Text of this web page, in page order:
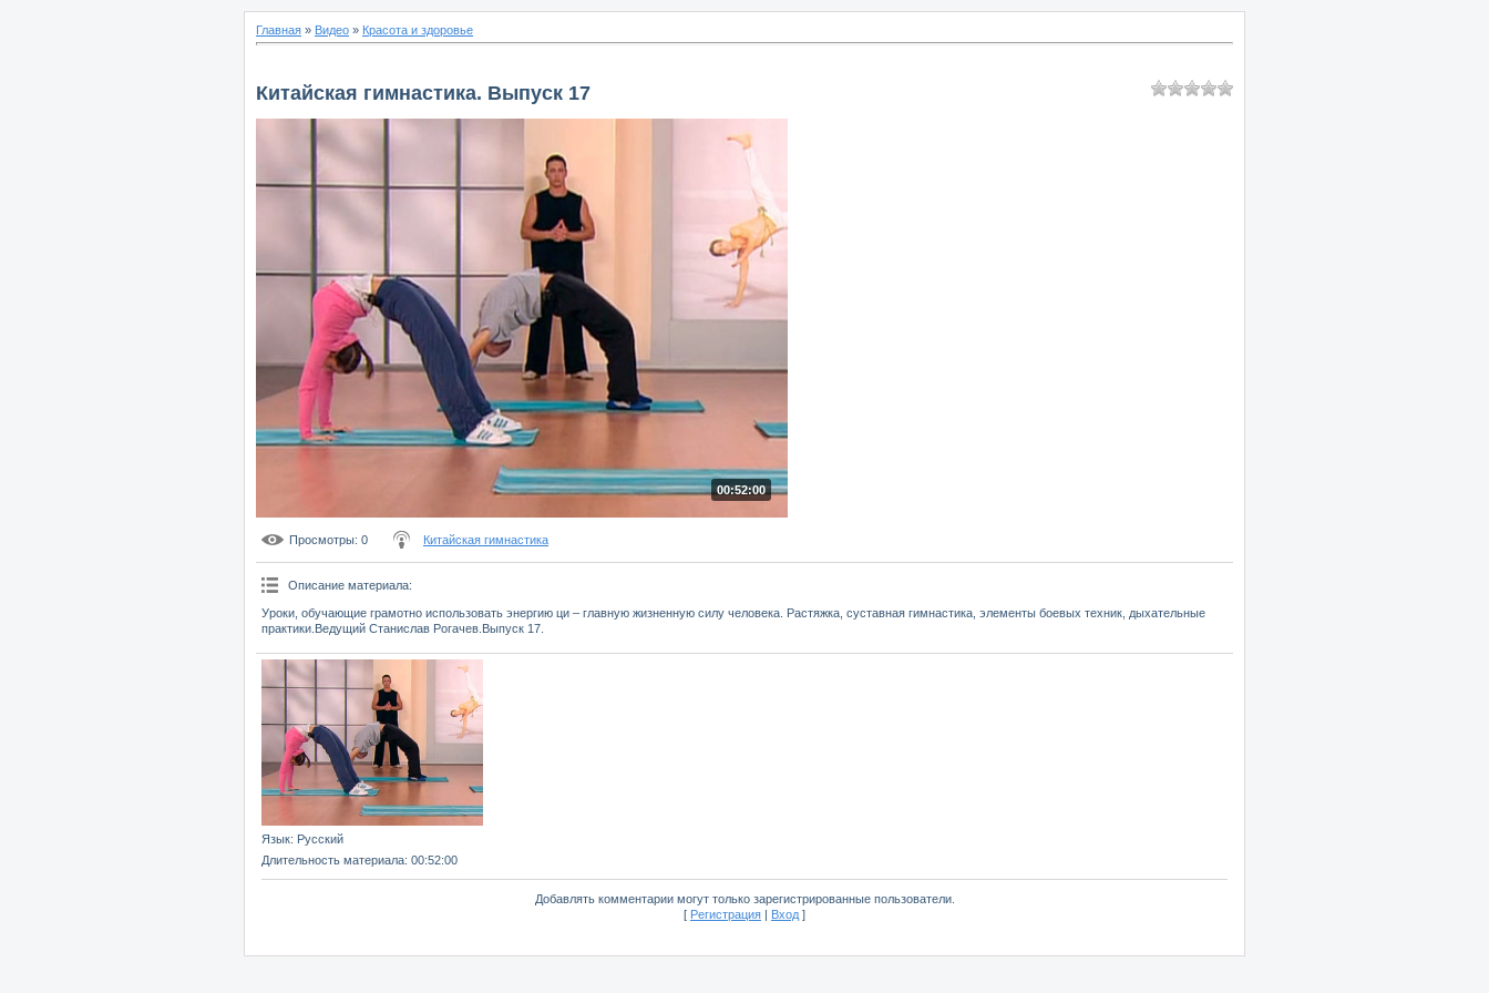
Главная » Видео » Красота и здоровье
Китайская гимнастика. Выпуск 17
00:52:00
Просмотры: 0 Китайская гимнастика
Описание материала:
Уроки, обучающие грамотно использовать энергию ци – главную жизненную силу человека. Растяжка, суставная гимнастика, элементы боевых техник, дыхательные
практики.Ведущий Станислав Рогачев.Выпуск 17.
Язык: Русский
Длительность материала: 00:52:00
Добавлять комментарии могут только зарегистрированные пользователи.
[ Регистрация | Вход ]